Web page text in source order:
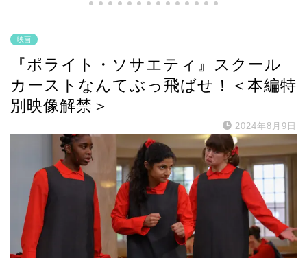
映画
『ポライト・ソサエティ』スクール
カーストなんてぶっ飛ばせ！＜本編特
別映像解禁＞
2024年8月9日